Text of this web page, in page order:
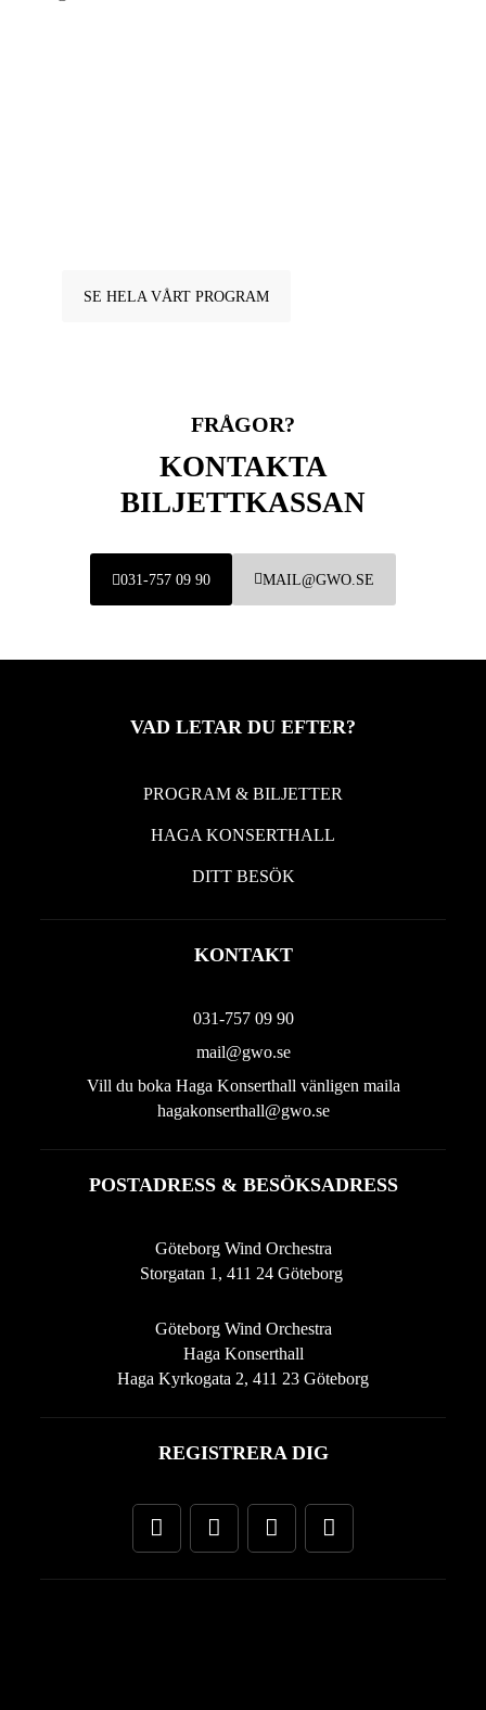
SE HELA VÅRT PROGRAM
FRÅGOR?
KONTAKTA
BILJETTKASSAN
031-757 09 90 MAIL@GWO.SE
VAD LETAR DU EFTER?
PROGRAM & BILJETTER
HAGA KONSERTHALL
DITT BESÖK
KONTAKT
031-757 09 90
mail@gwo.se
Vill du boka Haga Konserthall vänligen maila
hagakonserthall@gwo.se
POSTADRESS & BESÖKSADRESS
Göteborg Wind Orchestra
Storgatan 1, 411 24 Göteborg
Göteborg Wind Orchestra
Haga Konserthall
Haga Kyrkogata 2, 411 23 Göteborg
REGISTRERA DIG